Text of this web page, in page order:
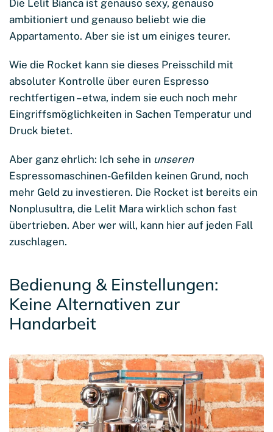
Die Lelit Bianca ist genauso sexy, genauso
ambitioniert und genauso beliebt wie die
Appartamento. Aber sie ist um einiges teurer.
Wie die Rocket kann sie dieses Preisschild mit
absoluter Kontrolle über euren Espresso
rechtfertigen – etwa, indem sie euch noch mehr
Eingriffsmöglichkeiten in Sachen Temperatur und
Druck bietet.
Aber ganz ehrlich: Ich sehe in unseren
Espressomaschinen-Gefilden keinen Grund, noch
mehr Geld zu investieren. Die Rocket ist bereits ein
Nonplusultra, die Lelit Mara wirklich schon fast
übertrieben. Aber wer will, kann hier auf jeden Fall
zuschlagen.
Bedienung & Einstellungen:
Keine Alternativen zur
Handarbeit